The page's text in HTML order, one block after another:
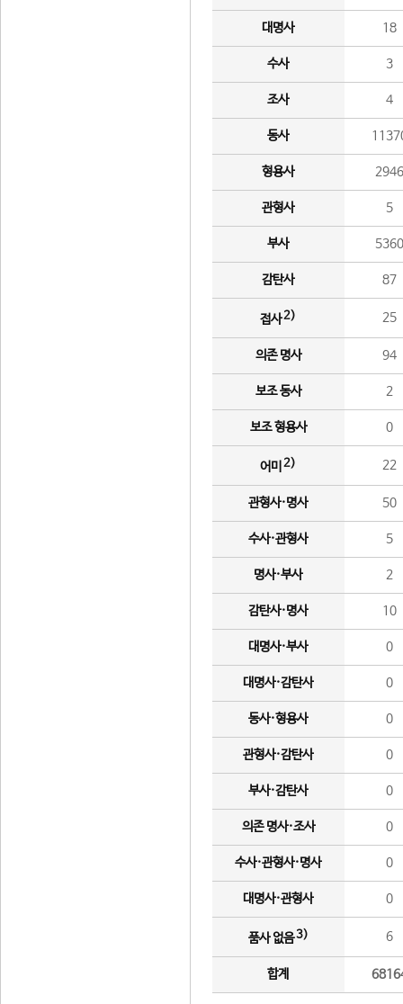
대명사 18
수사 3
조사 4
동사
형용사 2946
관형사 5
부사 5360
감탄사 87
접사2) 25
의존 명사 94
보조 동사 2
보조 형용사 0
어미 2) 22
관형사·명사 50
수사·관형사 5
명사·부사 2
감탄사·명사 10
대명사·부사 0
대명사·감탄사 0
동사·형용사 0
관형사·감탄사 0
부사·감탄사 0
의존 명사·조사 0
수사·관형사·명사 0
대명사·관형사 0
품사 없음3) 6
합계